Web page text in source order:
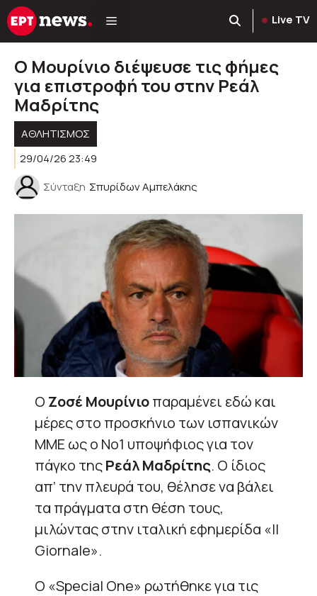
Μετάβαση
σε
Live TV
Ο Μουρίνιο διέψευσε τις φήμες
για επιστροφή του στην Ρεάλ
Μαδρίτης
ΑΘΛΗΤΙΣΜΟΣ
29/04/26 23:49
Σύνταξη Σπυρίδων Αμπελάκης
Ο Ζοσέ Μουρίνιοπαραμένει εδώ και
μέρες στο προσκήνιο των ισπανικών
ΜΜΕ ως ο Νο1 υποψήφιος για τον
πάγκο τηςΡεάλ Μαδρίτης. Ο ίδιος
απ’ την πλευρά του, θέλησε να βάλει
τα πράγματα στη θέση τους,
μιλώντας στην ιταλική εφημερίδα «Il
Giornale».
Ο «Special One» ρωτήθηκε για τις